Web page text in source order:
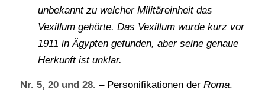
unbekannt zu welcher Militäreinheit das
Vexillum gehörte. Das Vexillum wurde kurz vor
1911 in Ägypten gefunden, aber seine genaue
Herkunft ist unklar.
Nr. 5, 20 und 28. – Personifikationen der Roma.